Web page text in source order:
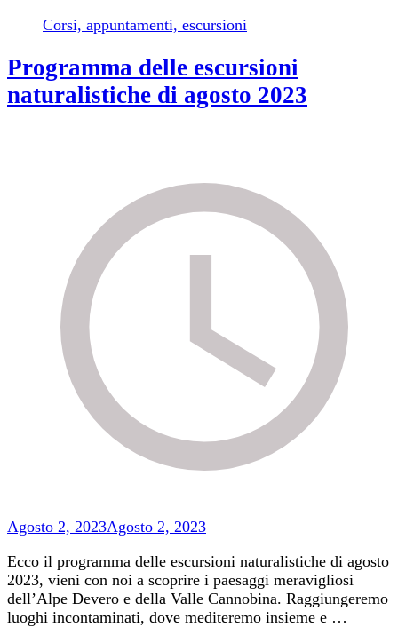
Corsi, appuntamenti, escursioni
Programma delle escursioni
naturalistiche di agosto 2023
Agosto 2, 2023Agosto 2, 2023
Ecco il programma delle escursioni naturalistiche di agosto
2023, vieni con noi a scoprire i paesaggi meravigliosi
dell’Alpe Devero e della Valle Cannobina. Raggiungeremo
luoghi incontaminati, dove mediteremo insieme e …